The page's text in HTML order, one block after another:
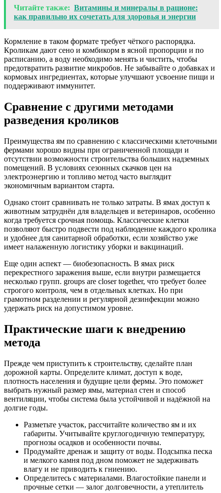
Читайте также: Витамины и минералы в рационе:
как правильно их сочетать для здоровья и энергии
Кормление в таком формате требует чёткого распорядка.
Кроликам дают сено и комбикорм в ясной пропорции и по
расписанию, а воду необходимо менять и чистить, чтобы
предотвратить развитие микробов. Не забывайте о добавках и
кормовых ингредиентах, которые улучшают усвоение пищи и
поддерживают иммунитет.
Сравнение с другими методами
разведения кроликов
Преимущества ям по сравнению с классическими клеточными
фермами хорошо видны при ограниченной площади и
отсутствии возможности строительства больших надземных
помещений. В условиях сезонных скачков цен на
электроэнергию и топливо метод часто выглядит
экономичным вариантом старта.
Однако стоит сравнивать не только затраты. В ямах доступ к
животным затруднён для владельцев и ветеринаров, особенно
когда требуется срочная помощь. Классические клетки
позволяют быстро подвести под наблюдение каждого кролика
и удобнее для санитарной обработки, если хозяйство уже
имеет налаженную логистику уборки и вакцинаций.
Еще один аспект — биобезопасность. В ямах риск
перекрестного заражения выше, если внутри размещается
несколько групп. groups are closer together, что требует более
строгого контроля, чем в отдельных клетках. Но при
грамотном разделении и регулярной дезинфекции можно
удержать риск на допустимом уровне.
Практические шаги к внедрению
метода
Прежде чем приступить к строительству, сделайте план
дорожной карты. Определите климат, доступ к воде,
плотность населения и будущие цели фермы. Это поможет
выбрать нужный размер ямы, материал стен и способ
вентиляции, чтобы система была устойчивой и надёжной на
долгие годы.
Разметьте участок, рассчитайте количество ям и их
габариты. Учитывайте круглогодичную температуру,
прогнозы осадков и особенности почвы.
Продумайте дренаж и защиту от воды. Подсыпка песка
и мелкого камня под дном поможет не задерживать
влагу и не приводить к гниению.
Определитесь с материалами. Влагостойкие панели и
прочные сетки — залог долговечности, а утеплитель